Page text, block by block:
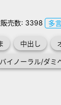
売数: 3398 多
中出し
バイノーラル/ダミ